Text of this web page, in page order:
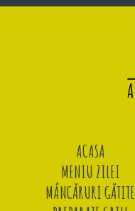
ACASA
MENIU ZILEI
MÂNCĂRURI GĂTITE